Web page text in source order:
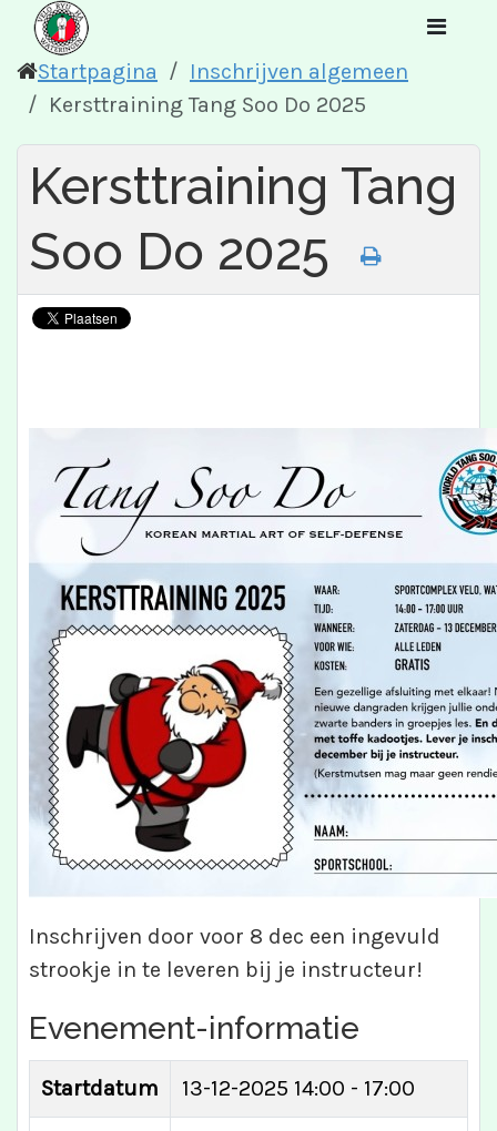
Startpagina
Inschrijven algemeen
Kersttraining Tang Soo Do 2025
Kersttraining Tang
Soo Do 2025
Inschrijven door voor 8 dec een ingevuld
strookje in te leveren bij je instructeur!
Evenement-informatie
Startdatum 13-12-2025 14:00 - 17:00